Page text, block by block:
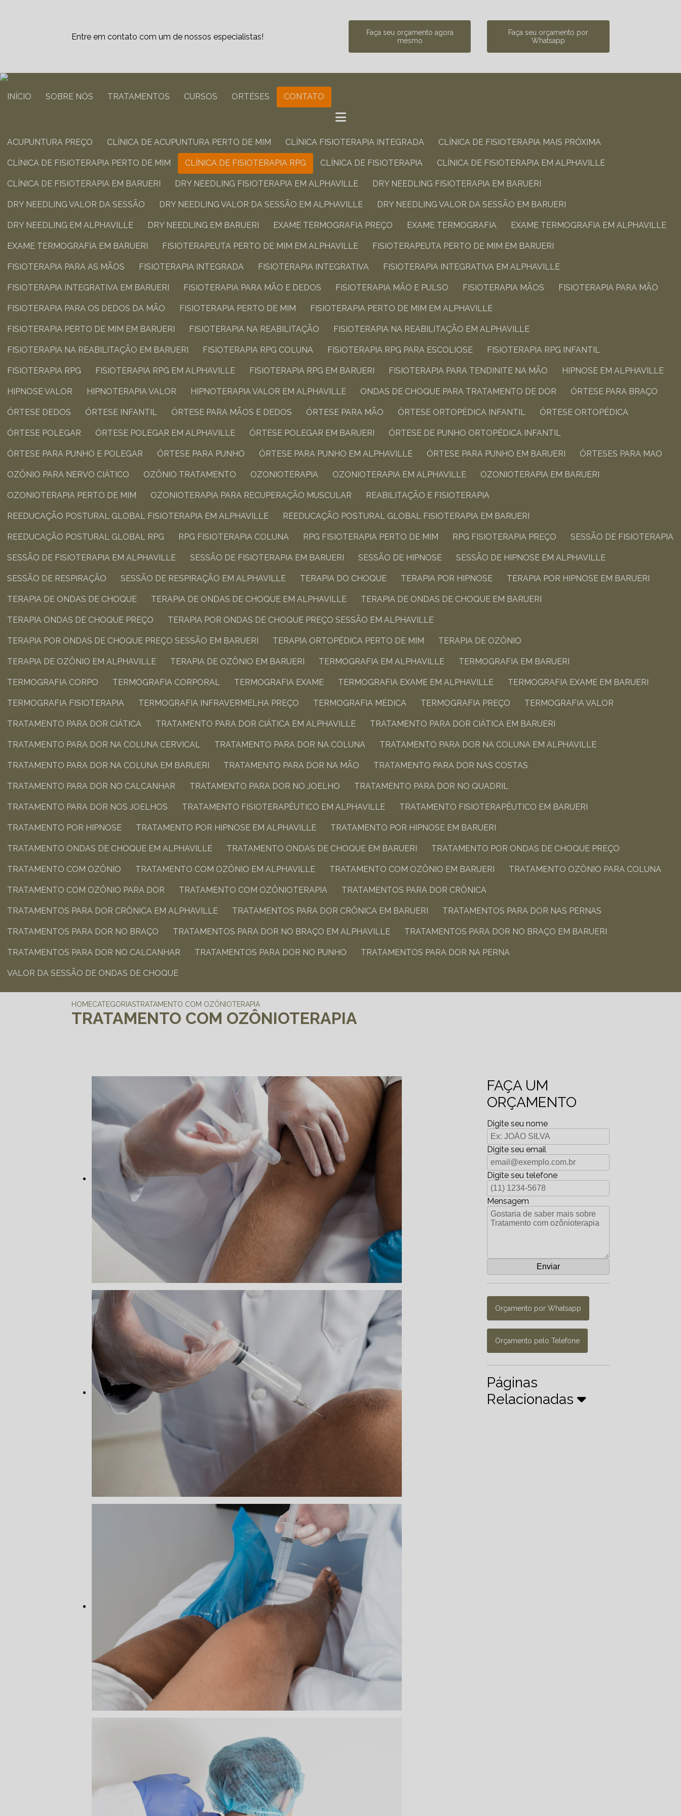
Entre em contato com um de nossos especialistas!
Faça seu orçamento agora
mesmo
Faça seu orçamento por
Whatsapp
INÍCIO SOBRE NÓS TRATAMENTOS CURSOS ORTÉSES CONTATO
ACUPUNTURA PREÇO CLÍNICA DE ACUPUNTURA PERTO DE MIM CLÍNICA FISIOTERAPIA INTEGRADA​ CLÍNICA DE FISIOTERAPIA MAIS PRÓXIMA​
CLÍNICA DE FISIOTERAPIA PERTO DE MIM​ CLÍNICA DE FISIOTERAPIA RPG​ CLÍNICA DE FISIOTERAPIA​ CLÍNICA DE FISIOTERAPIA​ EM ALPHAVILLE
CLÍNICA DE FISIOTERAPIA​ EM BARUERI DRY NEEDLING FISIOTERAPIA​ EM ALPHAVILLE DRY NEEDLING FISIOTERAPIA​ EM BARUERI
DRY NEEDLING VALOR DA SESSÃO​ DRY NEEDLING VALOR DA SESSÃO​ EM ALPHAVILLE DRY NEEDLING VALOR DA SESSÃO​ EM BARUERI
DRY NEEDLING​ EM ALPHAVILLE DRY NEEDLING​ EM BARUERI EXAME TERMOGRAFIA PREÇO​ EXAME TERMOGRAFIA​ EXAME TERMOGRAFIA​ EM ALPHAVILLE
EXAME TERMOGRAFIA​ EM BARUERI FISIOTERAPEUTA PERTO DE MIM​ EM ALPHAVILLE FISIOTERAPEUTA PERTO DE MIM​ EM BARUERI
FISIOTERAPIA PARA AS MÃOS​ FISIOTERAPIA INTEGRADA​ FISIOTERAPIA INTEGRATIVA​ FISIOTERAPIA INTEGRATIVA​ EM ALPHAVILLE
FISIOTERAPIA INTEGRATIVA​ EM BARUERI FISIOTERAPIA PARA MÃO E DEDOS​ FISIOTERAPIA MÃO E PULSO​ FISIOTERAPIA MÃOS​ FISIOTERAPIA PARA MÃO​
FISIOTERAPIA PARA OS DEDOS DA MÃO​ FISIOTERAPIA PERTO DE MIM​ FISIOTERAPIA PERTO DE MIM​ EM ALPHAVILLE
FISIOTERAPIA PERTO DE MIM​ EM BARUERI FISIOTERAPIA NA REABILITAÇÃO​ FISIOTERAPIA NA REABILITAÇÃO​ EM ALPHAVILLE
FISIOTERAPIA NA REABILITAÇÃO​ EM BARUERI FISIOTERAPIA RPG COLUNA​ FISIOTERAPIA RPG PARA ESCOLIOSE​ FISIOTERAPIA RPG INFANTIL​
FISIOTERAPIA RPG​ FISIOTERAPIA RPG​ EM ALPHAVILLE FISIOTERAPIA RPG​ EM BARUERI FISIOTERAPIA PARA TENDINITE NA MÃO​ HIPNOSE EM ALPHAVILLE
HIPNOSE VALOR HIPNOTERAPIA VALOR HIPNOTERAPIA VALOR EM ALPHAVILLE ONDAS DE CHOQUE PARA TRATAMENTO DE DOR​ ÓRTESE PARA BRAÇO​
ÓRTESE DEDOS​ ÓRTESE INFANTIL​ ÓRTESE PARA MÃOS E DEDOS​ ÓRTESE PARA MÃO​ ÓRTESE ORTOPÉDICA INFANTIL​ ÓRTESE ORTOPÉDICA​
ÓRTESE POLEGAR​ ÓRTESE POLEGAR​ EM ALPHAVILLE ÓRTESE POLEGAR​ EM BARUERI ÓRTESE DE PUNHO ORTOPÉDICA INFANTIL​
ÓRTESE PARA PUNHO E POLEGAR​ ÓRTESE PARA PUNHO​ ÓRTESE PARA PUNHO​ EM ALPHAVILLE ÓRTESE PARA PUNHO​ EM BARUERI ÓRTESES PARA MAO​
OZÔNIO PARA NERVO CIÁTICO OZÔNIO TRATAMENTO OZONIOTERAPIA OZONIOTERAPIA EM ALPHAVILLE OZONIOTERAPIA EM BARUERI
OZONIOTERAPIA PERTO DE MIM OZONIOTERAPIA PARA RECUPERAÇÃO MUSCULAR REABILITAÇÃO E FISIOTERAPIA​
REEDUCAÇÃO POSTURAL GLOBAL FISIOTERAPIA​ EM ALPHAVILLE REEDUCAÇÃO POSTURAL GLOBAL FISIOTERAPIA​ EM BARUERI
REEDUCAÇÃO POSTURAL GLOBAL RPG​ RPG FISIOTERAPIA COLUNA​ RPG FISIOTERAPIA PERTO DE MIM​ RPG FISIOTERAPIA PREÇO​ SESSÃO DE FISIOTERAPIA​
SESSÃO DE FISIOTERAPIA​ EM ALPHAVILLE SESSÃO DE FISIOTERAPIA​ EM BARUERI SESSÃO DE HIPNOSE SESSÃO DE HIPNOSE EM ALPHAVILLE
SESSÃO DE RESPIRAÇÃO SESSÃO DE RESPIRAÇÃO EM ALPHAVILLE TERAPIA DO CHOQUE TERAPIA POR HIPNOSE TERAPIA POR HIPNOSE EM BARUERI
TERAPIA DE ONDAS DE CHOQUE TERAPIA DE ONDAS DE CHOQUE EM ALPHAVILLE TERAPIA DE ONDAS DE CHOQUE EM BARUERI
TERAPIA ONDAS DE CHOQUE PREÇO TERAPIA POR ONDAS DE CHOQUE PREÇO SESSÃO EM ALPHAVILLE
TERAPIA POR ONDAS DE CHOQUE PREÇO SESSÃO EM BARUERI TERAPIA ORTOPÉDICA PERTO DE MIM​ TERAPIA DE OZÔNIO
TERAPIA DE OZÔNIO EM ALPHAVILLE TERAPIA DE OZÔNIO EM BARUERI TERMOGRAFIA EM ALPHAVILLE TERMOGRAFIA EM BARUERI
TERMOGRAFIA CORPO TERMOGRAFIA CORPORAL TERMOGRAFIA EXAME​ TERMOGRAFIA EXAME​ EM ALPHAVILLE TERMOGRAFIA EXAME​ EM BARUERI
TERMOGRAFIA FISIOTERAPIA​ TERMOGRAFIA INFRAVERMELHA PREÇO TERMOGRAFIA MÉDICA TERMOGRAFIA PREÇO TERMOGRAFIA VALOR​
TRATAMENTO PARA DOR CIÁTICA​ TRATAMENTO PARA DOR CIÁTICA​ EM ALPHAVILLE TRATAMENTO PARA DOR CIÁTICA​ EM BARUERI
TRATAMENTO PARA DOR NA COLUNA CERVICAL​ TRATAMENTO PARA DOR NA COLUNA​ TRATAMENTO PARA DOR NA COLUNA​ EM ALPHAVILLE
TRATAMENTO PARA DOR NA COLUNA​ EM BARUERI TRATAMENTO PARA DOR NA MÃO​ TRATAMENTO PARA DOR NAS COSTAS​
TRATAMENTO PARA DOR NO CALCANHAR​ TRATAMENTO PARA DOR NO JOELHO​ TRATAMENTO PARA DOR NO QUADRIL​
TRATAMENTO PARA DOR NOS JOELHOS​ TRATAMENTO FISIOTERAPÊUTICO​ EM ALPHAVILLE TRATAMENTO FISIOTERAPÊUTICO​ EM BARUERI
TRATAMENTO POR HIPNOSE TRATAMENTO POR HIPNOSE EM ALPHAVILLE TRATAMENTO POR HIPNOSE EM BARUERI
TRATAMENTO ONDAS DE CHOQUE EM ALPHAVILLE TRATAMENTO ONDAS DE CHOQUE EM BARUERI TRATAMENTO POR ONDAS DE CHOQUE PREÇO
TRATAMENTO COM OZÔNIO TRATAMENTO COM OZÔNIO EM ALPHAVILLE TRATAMENTO COM OZÔNIO EM BARUERI TRATAMENTO OZÔNIO PARA COLUNA
TRATAMENTO COM OZÔNIO PARA DOR​ TRATAMENTO COM OZÔNIOTERAPIA TRATAMENTOS PARA DOR CRÔNICA​
TRATAMENTOS PARA DOR CRÔNICA​ EM ALPHAVILLE TRATAMENTOS PARA DOR CRÔNICA​ EM BARUERI TRATAMENTOS PARA DOR NAS PERNAS​
TRATAMENTOS PARA DOR NO BRAÇO​ TRATAMENTOS PARA DOR NO BRAÇO​ EM ALPHAVILLE TRATAMENTOS PARA DOR NO BRAÇO​ EM BARUERI
TRATAMENTOS PARA DOR NO CALCANHAR​ TRATAMENTOS PARA DOR NO PUNHO​ TRATAMENTOS PARA DOR NA PERNA​
VALOR DA SESSÃO DE ONDAS DE CHOQUE
HOMECATEGORIASTRATAMENTO COM OZÔNIOTERAPIA
TRATAMENTO COM OZÔNIOTERAPIA
FAÇA UM
ORÇAMENTO
Digite seu nome
Digite seu email
Digite seu telefone
Mensagem
Orçamento por Whatsapp
Orçamento pelo Telefone
Páginas
Relacionadas